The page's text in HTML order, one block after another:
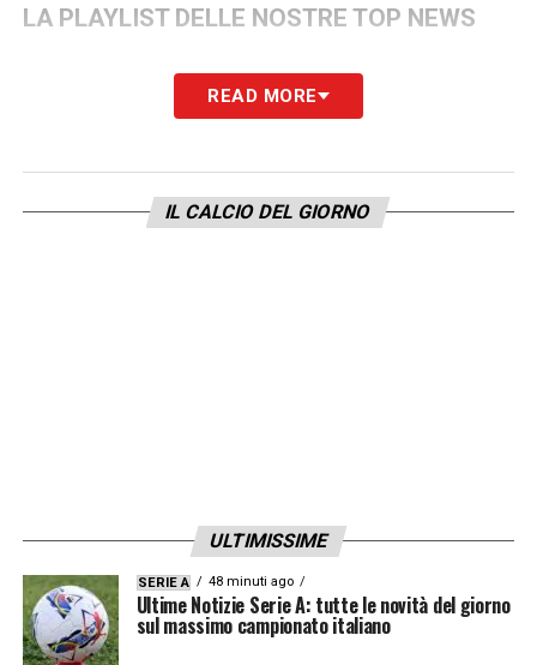
LA PLAYLIST DELLE NOSTRE TOP NEWS
READ MORE
IL CALCIO DEL GIORNO
ULTIMISSIME
SERIE A 48 minuti ago
Ultime Notizie Serie A: tutte le novità del giorno
sul massimo campionato italiano